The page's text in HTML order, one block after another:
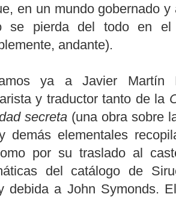
en un mundo gobernado
se pierda del todo en
andante).
ya a Javier
y traductor tanto de la
secreta (una obra sobre
demás elementales
por su traslado al
del catálogo de
debida a John Symonds.